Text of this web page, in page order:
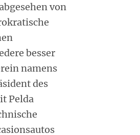
von
besser
namens
des
Pelda